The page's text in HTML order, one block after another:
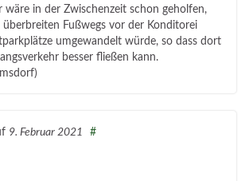
wäre in der Zwischenzeit schon geholfen,
überbreiten Fußwegs vor der Konditorei
umgewandelt würde, so dass dort
besser fließen kann.
9. Februar 2021 #